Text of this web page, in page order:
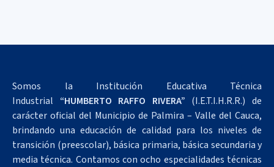
Somos la Institución Educativa Técnica
Industrial “HUMBERTO RAFFO RIVERA” (I.E.T.I.H.R.R.) de
carácter oficial del Municipio de Palmira – Valle del Cauca,
brindando una educación de calidad para los niveles de
transición (preescolar), básica primaria, básica secundaria y
media técnica. Contamos con ocho especialidades técnicas